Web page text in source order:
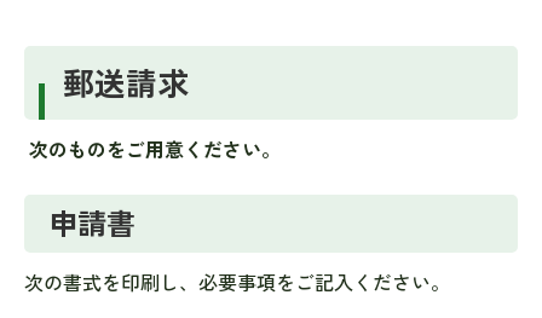
郵送請求
次のものをご用意ください。
申請書
次の書式を印刷し、必要事項をご記入ください。